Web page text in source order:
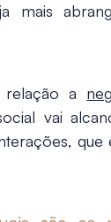
mais
a
vai
que